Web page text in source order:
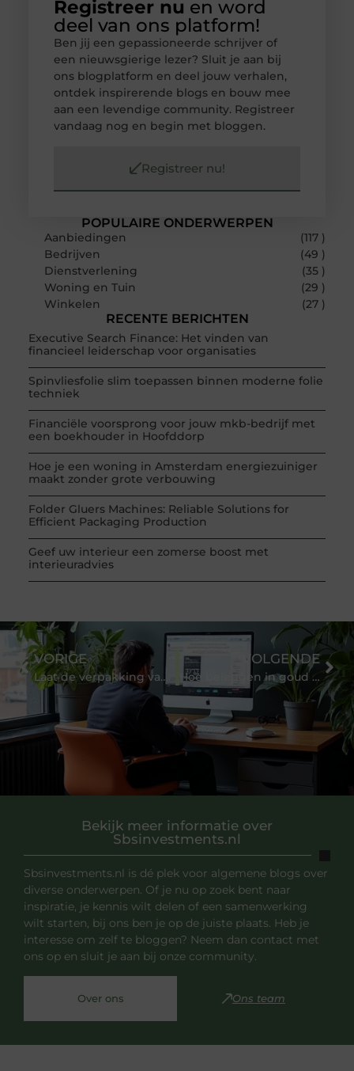
POPULAIRE ONDERWERPEN
Aanbiedingen
(117 )
Bedrijven
(49 )
Dienstverlening
(35 )
Woning en Tuin
(29 )
Winkelen
(27 )
RECENTE BERICHTEN
Executive Search Finance: Het vinden van
financieel leiderschap voor organisaties
Spinvliesfolie slim toepassen binnen moderne folie
techniek
Financiële voorsprong voor jouw mkb-bedrijf met
een boekhouder in Hoofddorp
Hoe je een woning in Amsterdam energiezuiniger
maakt zonder grote verbouwing
Folder Gluers Machines: Reliable Solutions for
Efficient Packaging Production
Geef uw interieur een zomerse boost met
interieuradvies
Registreer nu en word
deel van ons platform!
Ben jij een gepassioneerde schrijver of
een nieuwsgierige lezer? Sluit je aan bij
ons blogplatform en deel jouw verhalen,
ontdek inspirerende blogs en bouw mee
aan een levendige community. Registreer
vandaag nog en begin met bloggen.
Registreer nu!
Bekijk meer informatie over
Sbsinvestments.nl
Sbsinvestments.nl is dé plek voor algemene blogs over
diverse onderwerpen. Of je nu op zoek bent naar
inspiratie, je kennis wilt delen of een samenwerking
wilt starten, bij ons ben je op de juiste plaats. Heb je
interesse om zelf te bloggen? Neem dan contact met
ons op en sluit je aan bij onze community.
Over ons Ons team
VORIGE
Laat de verpakking van je cadeau ontwerpen door professionals
VOLGENDE
Hoe beleggen in goud verschilt van andere strategieën